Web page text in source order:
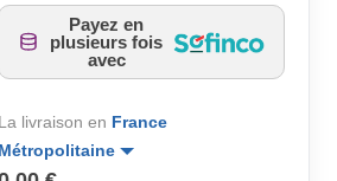
Payez en
plusieurs fois
avec
La livraison en France
Métropolitaine